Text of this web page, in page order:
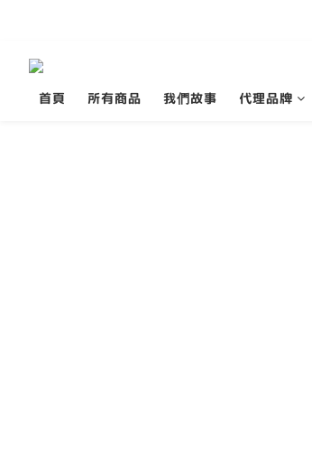
首頁
所有商品 我們故事 代理品牌